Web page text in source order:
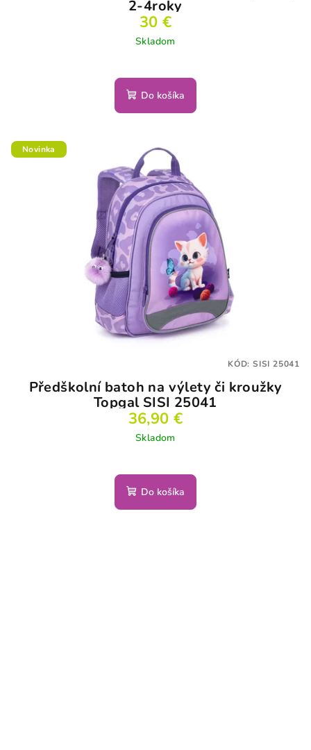
2-4roky
30 €
Skladom
Do košíka
Novinka
Předškolní batoh na výlety či kroužky
Topgal SISI 25041
36,90 €
Skladom
Do košíka
KÓD: SISI 25041